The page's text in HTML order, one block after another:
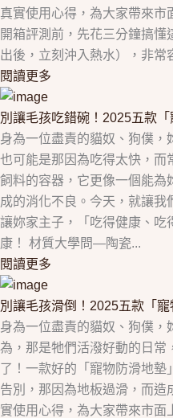
真實使用心得，為大家帶來市
開箱評測前，先花三分鐘搞
出後，立刻沖入熱水），非常
閱讀更多
別讓毛孩吃錯碗！2025五款
身為一位盡責的貓奴、狗僕，
也可能是那因為吃得太快，而
飼料的容器，它更像一個能為
成的消化不良。今天，就讓
讓妳家主子，「吃得健康、吃
康！ 材質大學問—陶瓷...
閱讀更多
別讓毛孩滑倒！2025五款「
身為一位盡責的貓奴、狗僕
為，那是牠們活潑好動的日常
了！一款好的「寵物防滑地
告別，那因為地板過滑，而
實使用心得，為大家帶來市面